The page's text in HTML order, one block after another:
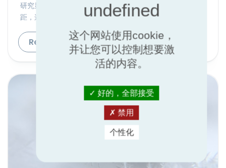
研究显示产品声称与预期性能之间可能存在31%的差
距，这影响着效率、盈利能力、安全性和可持续性。
Read more
这个网站使用cookie，
并让您可以控制想要激
活的内容。
好的，全部接受
禁用
个性化